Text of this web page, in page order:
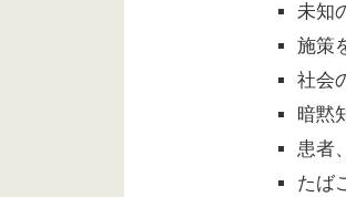
未知
施策
社会
暗黙
患者
たば